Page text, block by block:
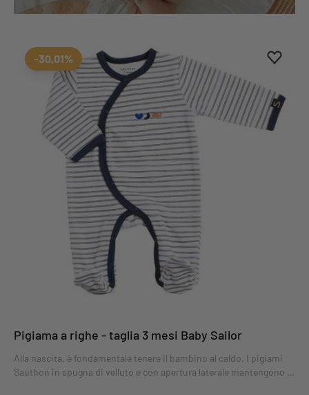
-30,01%
Pigiama a righe - taglia 3 mesi Baby Sailor
Alla nascita, è fondamentale tenere il bambino al caldo. I pigiami
Sauthon in spugna di velluto e con apertura laterale mantengono i